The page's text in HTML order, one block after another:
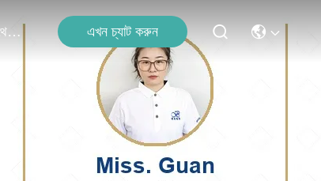
আমাদের সাথে যোগাযোগ এখন চ্যাট করুন